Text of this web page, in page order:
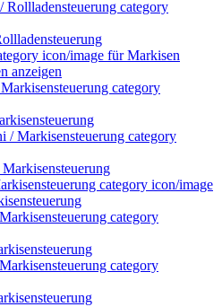
für Markisen
anzeigen